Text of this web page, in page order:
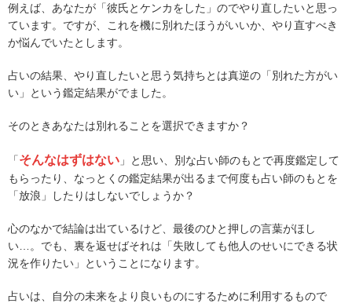
例えば、あなたが「彼氏とケンカをした」のでやり直したいと思っ
ています。ですが、これを機に別れたほうがいいか、やり直すべき
か悩んでいたとします。
占いの結果、やり直したいと思う気持ちとは真逆の「別れた方がい
い」という鑑定結果がでました。
そのときあなたは別れることを選択できますか？
「そんなはずはない 」と思い、別な占い師のもとで再度鑑定して
もらったり、なっとくの鑑定結果が出るまで何度も占い師のもとを
「放浪」したりはしないでしょうか？
心のなかで結論は出ているけど、最後のひと押しの言葉がほし
い…。でも、裏を返せばそれは「失敗しても他人のせいにできる状
況を作りたい」ということになります。
占いは、自分の未来をより良いものにするために利用するもので